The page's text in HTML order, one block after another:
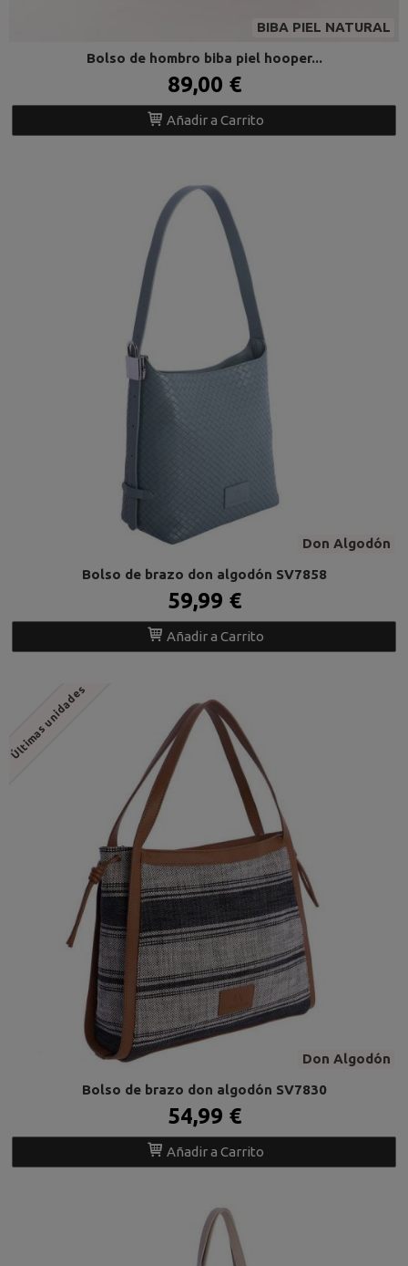
BIBA PIEL NATURAL
Bolso de hombro biba piel hooper...
89,00 €
Añadir a Carrito
Don Algodón
Bolso de brazo don algodón SV7858
59,99 €
Añadir a Carrito
Últimas unidades
Don Algodón
Bolso de brazo don algodón SV7830
54,99 €
Añadir a Carrito